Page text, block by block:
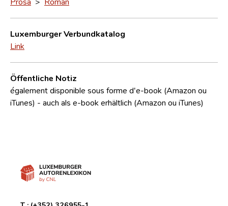
Luxemburger Verbundkatalog
Link
Öffentliche Notiz
également disponible sous forme d'e-book (Amazon ou
iTunes) - auch als e-book erhältlich (Amazon ou iTunes)